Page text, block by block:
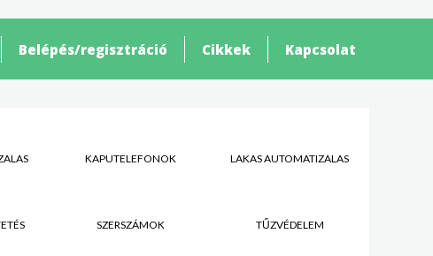
Belépés/regisztráció Cikkek Kapcsolat
KAPUTELEFONOK LAKÁS AUTOMATIZÁLÁS
SZERSZÁMOK TŰZVÉDELEM